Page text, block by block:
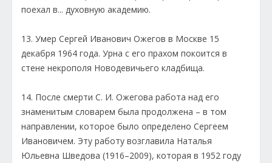
поехал в... духовную академию.
13. Умер Сергей Иванович Ожегов в Москве 15
декабря 1964 года. Урна с его прахом покоится в
стене некрополя Новодевичьего кладбища.
14. После смерти С. И. Ожегова работа над его
знаменитым словарем была продолжена – в том
направлении, которое было определено Сергеем
Ивановичем. Эту работу возглавила Наталья
Юльевна Шведова (1916–2009), которая в 1952 году